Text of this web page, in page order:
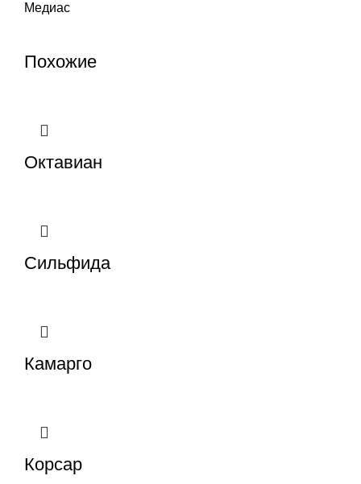
Медиас
Похожие
Октавиан
Сильфида
Камарго
Корсар